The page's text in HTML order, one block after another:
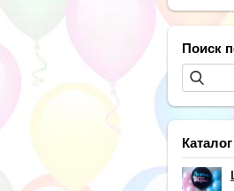
Поиск
Каталог